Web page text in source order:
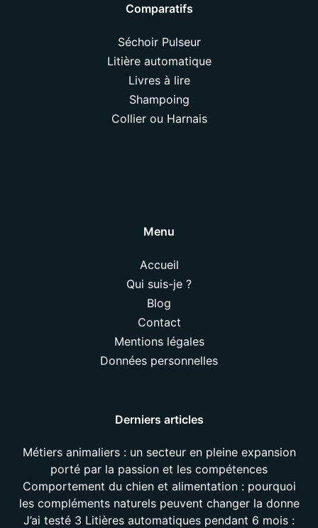
Comparatifs
Séchoir Pulseur
Litière automatique
Livres à lire
Shampoing
Collier ou Harnais
Menu
Accueil
Qui suis-je ?
Blog
Contact
Mentions légales
Données personnelles
Derniers articles
Métiers animaliers : un secteur en pleine expansion
porté par la passion et les compétences
Comportement du chien et alimentation : pourquoi
les compléments naturels peuvent changer la donne
J’ai testé 3 Litières automatiques pendant 6 mois :